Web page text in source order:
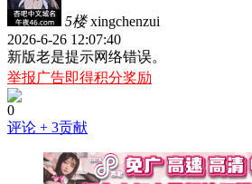
5楼 xingchenzui
2026-6-26 12:07:40
新版老是提示网络错误。
举报广告即得积分奖励
0
评论 + 3贡献